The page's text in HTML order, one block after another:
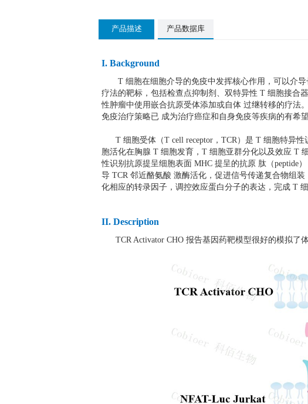
产品描述 产品数据库
I. Background
T 细胞在细胞介导的免疫中发挥核心作用，可以介导
疗法的靶标，包括检查点抑制剂、双特异性 T 细胞接合
性肿瘤中使用嵌合抗原受体添加或自体 过继转移的疗法
免疫治疗策略已 成为治疗癌症和自身免疫等疾病的有希望
T 细胞受体（T cell receptor，TCR）是 T 细胞特异性
胞活化在胸腺 T 细胞发育，T 细胞亚群分化以及效应 T
性识别抗原提呈细胞表面 MHC 提呈的抗原 肽（peptide
导 TCR 邻近酪氨酸 激酶活化，促进信号传递复合物组
化相应的转录因子，调控效应蛋白分子的表达，完成 T
II. Description
TCR Activator CHO 报告基因药靶模型很好的模拟了